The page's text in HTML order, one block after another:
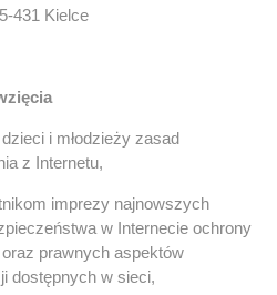
431 Kielce
i młodzieży zasad
z Internetu,
imprezy najnowszych
w Internecie ochrony
prawnych aspektów
dostępnych w sieci,